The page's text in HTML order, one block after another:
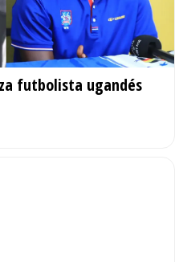
futbolista ugandés